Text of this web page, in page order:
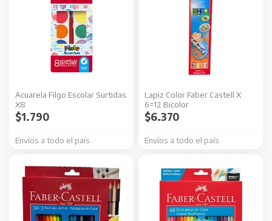
Acuarela Filgo Escolar Surtidas
X8
Envíos a todo el país
$1.790
Lapiz Color Faber Castell X
6=12 Bicolor
Envíos a todo el país
$6.370